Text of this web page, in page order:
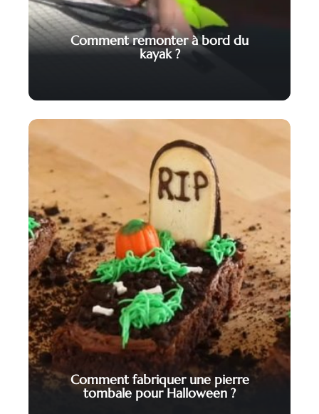
Comment remonter à bord du
kayak ?
Comment fabriquer une pierre
tombale pour Halloween ?